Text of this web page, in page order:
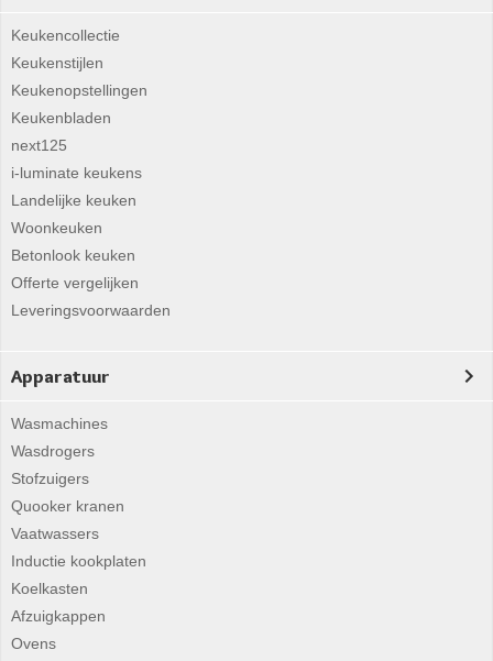
Keukencollectie
Keukenstijlen
Keukenopstellingen
Keukenbladen
next125
i-luminate keukens
Landelijke keuken
Woonkeuken
Betonlook keuken
Offerte vergelijken
Leveringsvoorwaarden
Apparatuur
Wasmachines
Wasdrogers
Stofzuigers
Quooker kranen
Vaatwassers
Inductie kookplaten
Koelkasten
Afzuigkappen
Ovens